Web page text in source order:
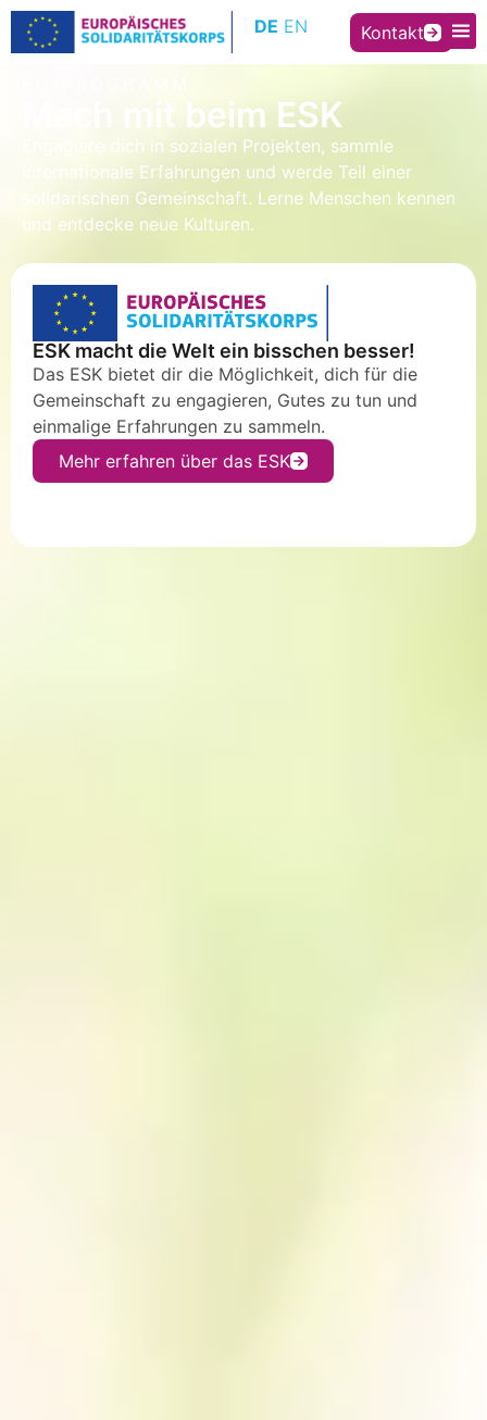
springen
Kontakt
DE EN
Mach mit beim ESK
Engagiere dich in sozialen Projekten, sammle
internationale Erfahrungen und werde Teil einer
solidarischen Gemeinschaft. Lerne Menschen kennen
und entdecke neue Kulturen.
ESK macht die Welt ein bisschen besser!
Das ESK bietet dir die Möglichkeit, dich für die
Gemeinschaft zu engagieren, Gutes zu tun und
einmalige Erfahrungen zu sammeln.
Mehr erfahren über das ESK